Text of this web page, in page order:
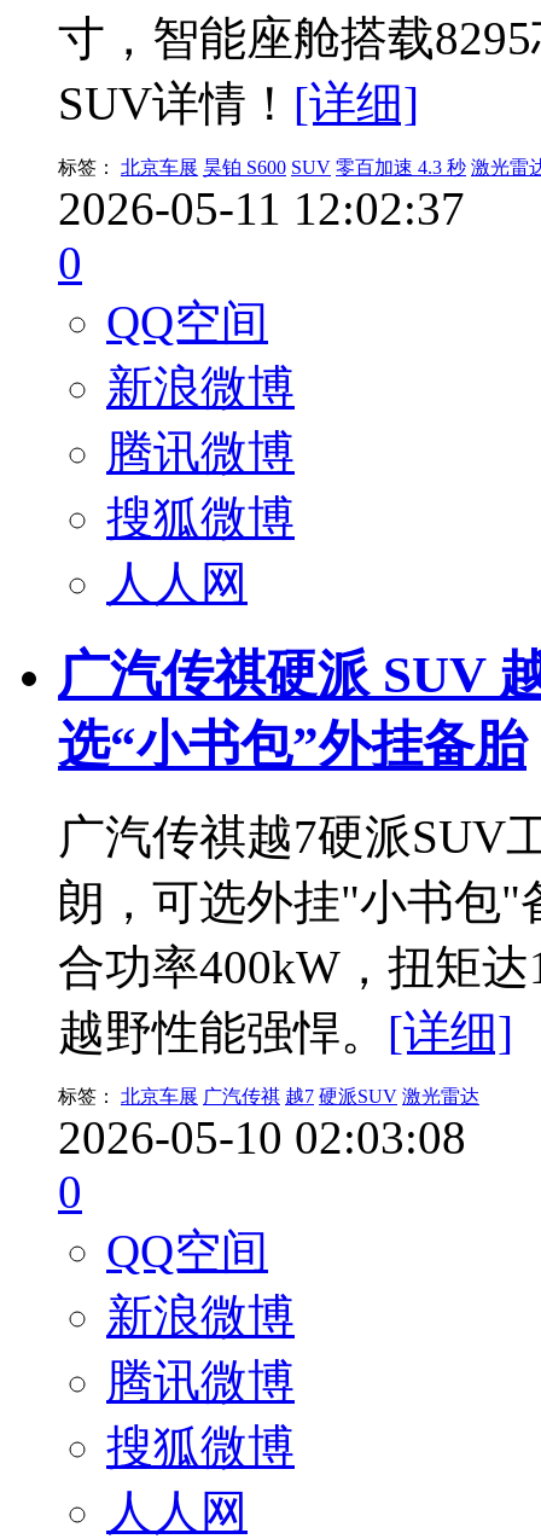
寸，智能座舱搭载
SUV详情！ [详细]
标签： 北京车展 昊铂 S600 SUV 零百加速 4.3 秒 激光雷
2026-05-11 12:02:37
0
QQ空间
新浪微博
腾讯微博
搜狐微博
人人网
广汽传祺硬派 SUV
选“小书包”外挂备胎
广汽传祺越7硬派SUV
朗，可选外挂"小书包"
合功率400kW，扭矩
越野性能强悍。 [详细]
标签： 北京车展 广汽传祺 越7 硬派SUV 激光雷达
2026-05-10 02:03:08
0
QQ空间
新浪微博
腾讯微博
搜狐微博
人人网